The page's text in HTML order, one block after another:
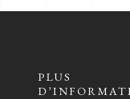
PLUS